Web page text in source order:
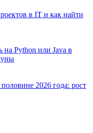
в IT и как найти
на Python или Java в
2026 года: рост